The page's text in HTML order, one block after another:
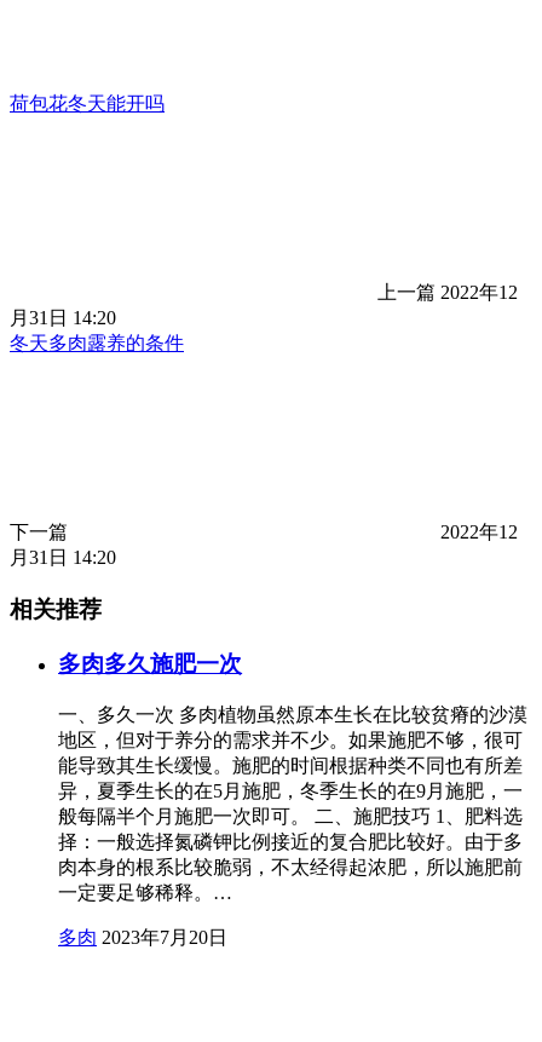
荷包花冬天能开吗
上一篇 2022年12
月31日 14:20
冬天多肉露养的条件
下一篇
2022年12
月31日 14:20
相关推荐
多肉多久施肥一次
一、多久一次 多肉植物虽然原本生长在比较贫瘠的沙漠
地区，但对于养分的需求并不少。如果施肥不够，很可
能导致其生长缓慢。施肥的时间根据种类不同也有所差
异，夏季生长的在5月施肥，冬季生长的在9月施肥，一
般每隔半个月施肥一次即可。 二、施肥技巧 1、肥料选
择：一般选择氮磷钾比例接近的复合肥比较好。由于多
肉本身的根系比较脆弱，不太经得起浓肥，所以施肥前
一定要足够稀释。…
多肉 2023年7月20日